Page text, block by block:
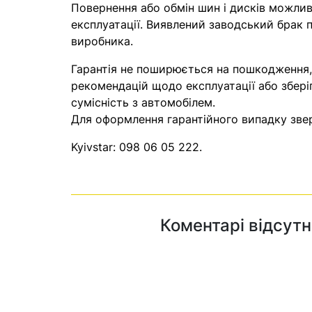
Повернення або обмін шин і дисків
експлуатації. Виявлений заводський брак
виробника.
Гарантія не поширюється на
рекомендацій щодо експлуатації або
сумісність з автомобілем.
Для оформлення гарантійного випадку
Kyivstar: 098 06 05 222.
Коментарі